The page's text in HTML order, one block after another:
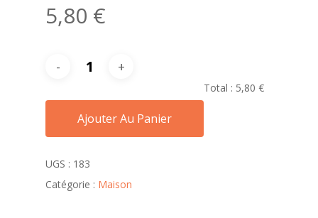
5,80 €
Ajouter Au Panier
Total : 5,80 €
UGS : 183
Catégorie : Maison